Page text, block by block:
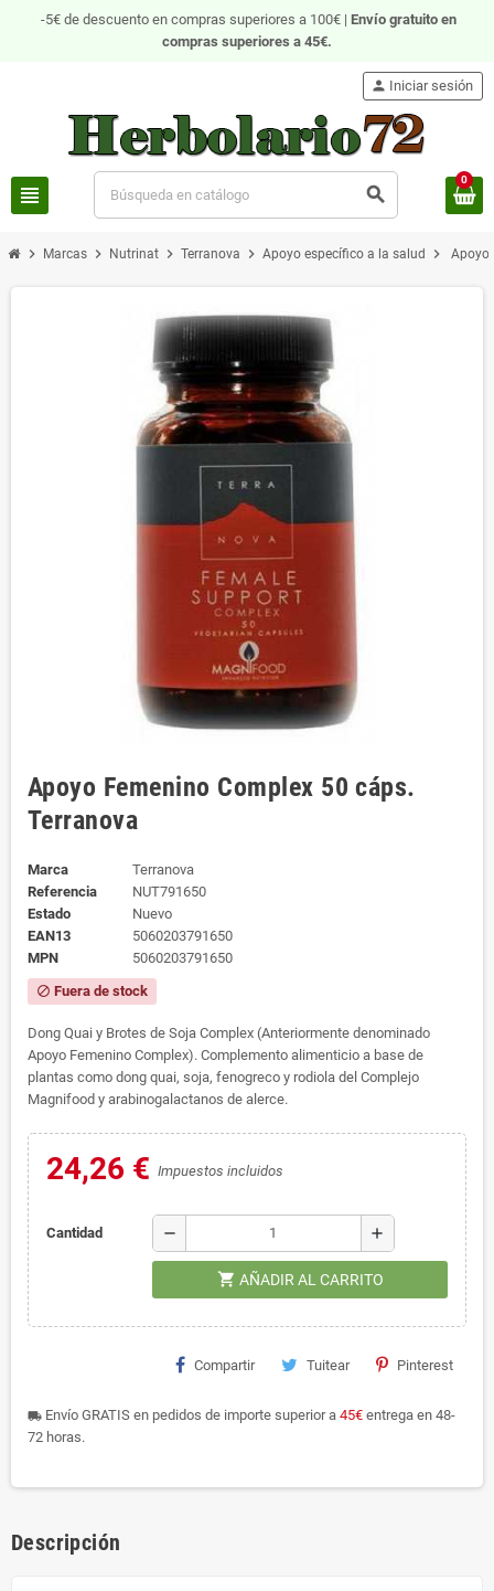
-5€ de descuento en compras superiores a 100€ | Envío gratuito en
compras superiores a 45€.
view_headline search
person Iniciar sesión
0
chevron_right Marcas chevron_right Nutrinat chevron_right Terranova chevron_right Apoyo específico a la salud chevron_right Apoyo
Apoyo Femenino Complex 50 cáps.
Terranova
Marca
Terranova
Referencia
NUT791650
Estado
Nuevo
EAN13
5060203791650
MPN
5060203791650
block Fuera de stock
Dong Quai y Brotes de Soja Complex (Anteriormente denominado
Apoyo Femenino Complex). Complemento alimenticio a base de
plantas como dong quai, soja, fenogreco y rodiola del Complejo
Magnifood y arabinogalactanos de alerce.
24,26 € Impuestos incluidos
Cantidad remove add
shopping_cart AÑADIR AL CARRITO
Compartir Tuitear Pinterest
local_shipping Envío GRATIS en pedidos de importe superior a 45€ entrega en 48-
72 horas.
Descripción